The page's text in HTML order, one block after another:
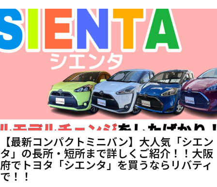
【最新コンパクトミニバン】大人気「シエン
タ」の長所・短所まで詳しくご紹介！！大阪
府でトヨタ「シエンタ」を買うならリバティ
で！！